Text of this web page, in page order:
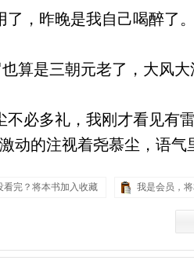
，昨晚是我自己喝醉了
算是三朝元老了，大风大
必多礼，我刚才看见有
动的注视着尧慕尘，语气
看完？将本书加入收藏 我是会员，